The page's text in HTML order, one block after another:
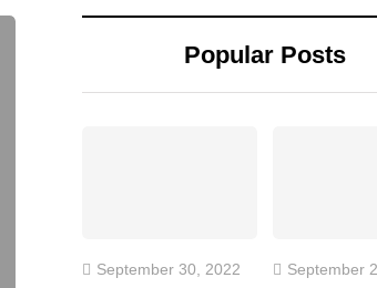
Popular Posts
September 30, 2022 September